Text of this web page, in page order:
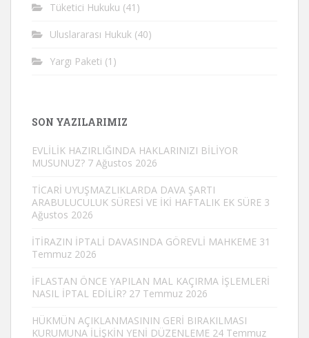
Tüketici Hukuku (41)
Uluslararası Hukuk (40)
Yargı Paketi (1)
SON YAZILARIMIZ
EVLİLİK HAZIRLIĞINDA HAKLARINIZI BİLİYOR
MUSUNUZ? 7 Ağustos 2026
TİCARİ UYUŞMAZLIKLARDA DAVA ŞARTI
ARABULUCULUK SÜRESİ VE İKİ HAFTALIK EK SÜRE 3
Ağustos 2026
İTİRAZIN İPTALİ DAVASINDA GÖREVLİ MAHKEME 31
Temmuz 2026
İFLASTAN ÖNCE YAPILAN MAL KAÇIRMA İŞLEMLERİ
NASIL İPTAL EDİLİR? 27 Temmuz 2026
HÜKMÜN AÇIKLANMASININ GERİ BIRAKILMASI
KURUMUNA İLİŞKİN YENİ DÜZENLEME 24 Temmuz